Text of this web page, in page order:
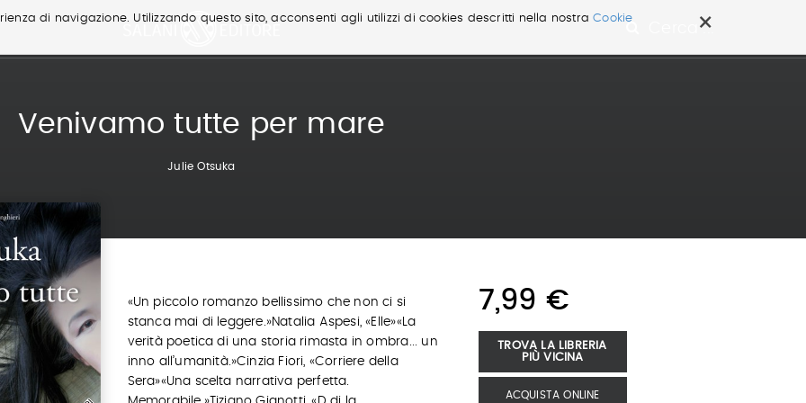
×
di navigazione. Utilizzando questo sito, acconsenti agli utilizzi di cookies descritti nella nostraCookie
Cerca ...
Venivamo tutte per mare
Julie Otsuka
«Un piccolo romanzo bellissimo che non ci si
stanca mai di leggere.»Natalia Aspesi, «Elle»«La
verità poetica di una storia rimasta in ombra... un
inno all’umanità.»Cinzia Fiori, «Corriere della
Sera»«Una scelta narrativa perfetta.
7,99 €
TROVA LA LIBRERIA
PIÙ VICINA
ACQUISTA ONLINE